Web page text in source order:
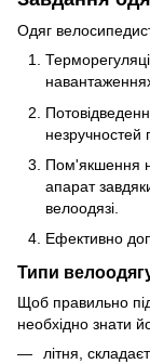
Одяг
незручностей
Пом'якшення
апарат
велоодязі.
Ефективно
Типи
Щоб правильно
необхідно знати
літня,